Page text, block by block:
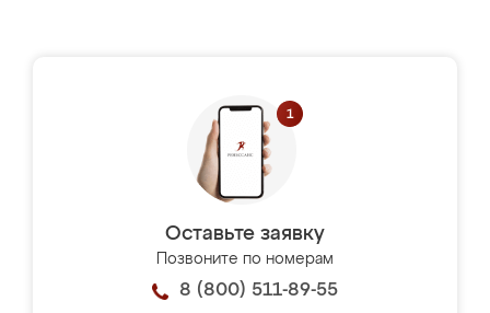
Оставьте заявку
Позвоните по номерам
8 (800) 511-89-55